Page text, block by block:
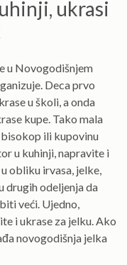
ukrasi
u Novogodišnjem
Deca prvo
u školi, a onda
kupe. Tako mala
bisokop ili kupovinu
u kuhinji, napravite i
obliku irvasa, jelke,
drugih odeljenja da
veći. Ujedno,
i ukrase za jelku. Ako
novogodišnja jelka